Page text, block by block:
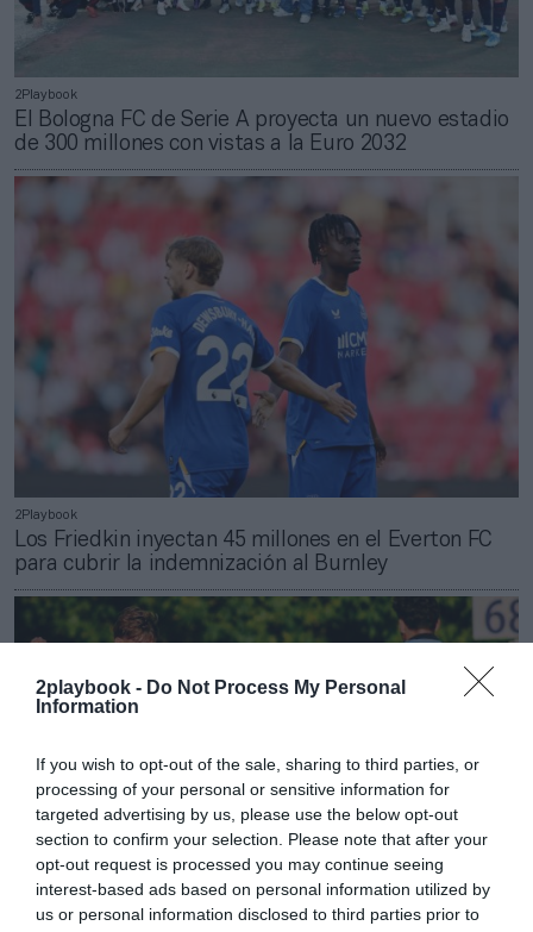
2playbook - Do Not Process My Personal
Information
If you wish to opt-out of the sale, sharing to third parties, or
processing of your personal or sensitive information for
targeted advertising by us, please use the below opt-out
section to confirm your selection. Please note that after your
opt-out request is processed you may continue seeing
interest-based ads based on personal information utilized by
us or personal information disclosed to third parties prior to
2Playbook
El Bologna FC de Serie A proyecta un nuevo estadio
de 300 millones con vistas a la Euro 2032
2Playbook
Los Friedkin inyectan 45 millones en el Everton FC
para cubrir la indemnización al Burnley